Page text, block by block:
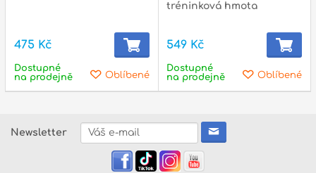
475 Kč
Oblíbené
Dostupné
na prodejně
tréninková hmota
549 Kč
Oblíbené
Dostupné
na prodejně
Newsletter